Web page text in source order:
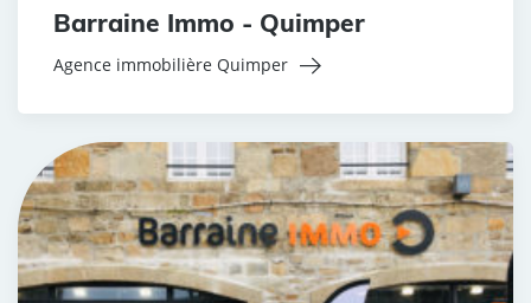
Barraine Immo - Quimper
Agence immobilière Quimper